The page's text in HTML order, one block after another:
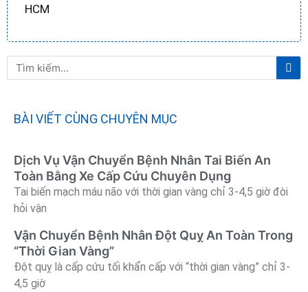
HCM
Tìm
kiếm
BÀI VIẾT CÙNG CHUYÊN MỤC
Dịch Vụ Vận Chuyển Bệnh Nhân Tai Biến An
Toàn Bằng Xe Cấp Cứu Chuyên Dụng
Tai biến mạch máu não với thời gian vàng chỉ 3-4,5 giờ đòi
hỏi vận
Vận Chuyển Bệnh Nhân Đột Quỵ An Toàn Trong
“Thời Gian Vàng”
Đột quỵ là cấp cứu tối khẩn cấp với “thời gian vàng” chỉ 3-
4,5 giờ